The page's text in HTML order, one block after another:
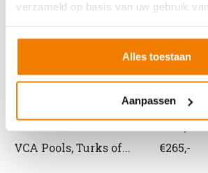
verzameld op basis van uw gebruik
Alles toestaan
Aanpassen
VCA andere taal
Prijs
VCA Pools, Turks of...
€265,-